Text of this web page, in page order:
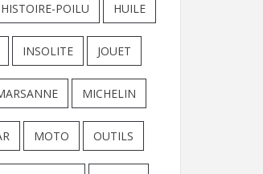
HISTOIRE-POILU HUILE
INSOLITE JOUET
MICHELIN
MOTO OUTILS